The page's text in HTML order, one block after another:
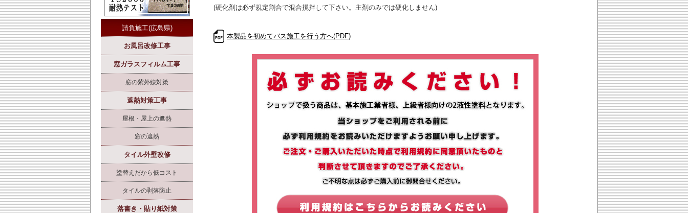
請負施工(広島県)
お風呂改修工事
窓ガラスフィルム工事
窓の紫外線対策
遮熱対策工事
屋根・屋上の遮熱
窓の遮熱
タイル外壁改修
塗替えだから低コスト
タイルの剥落防止
落書き・貼り紙対策
(硬化剤は必ず規定割合で混合撹拌して下さい。主剤のみでは硬化しません)
本製品を初めてバス施工を行う方へ(PDF)